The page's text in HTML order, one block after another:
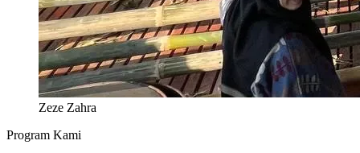
Zeze Zahra
Program Kami